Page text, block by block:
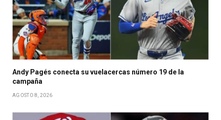
Andy Pagés conecta su vuelacercas número 19 de la
campaña
AGOSTO 8, 2026